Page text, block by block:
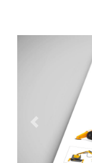
Previous